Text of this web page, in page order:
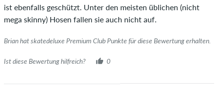
ist ebenfalls geschützt. Unter den meisten üblichen (nicht
mega skinny) Hosen fallen sie auch nicht auf.
Brian hat skatedeluxe Premium Club Punkte für diese Bewertung erhalten.
Ist diese Bewertung hilfreich? 0